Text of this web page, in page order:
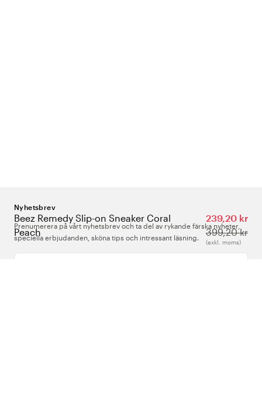
Beez Remedy Slip-on Sneaker Coral
Peach
239,20 kr
399,20 kr
(exkl. moms)
Nyhetsbrev
Prenumerera på vårt nyhetsbrev och ta del av rykande färska nyheter,
speciella erbjudanden, sköna tips och intressant läsning.
Ange din e-postadress